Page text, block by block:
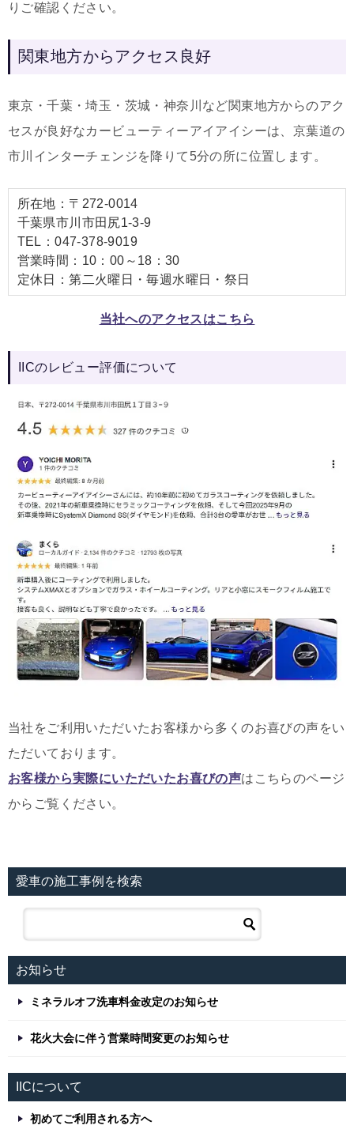
りご確認ください。
関東地方からアクセス良好
東京・千葉・埼玉・茨城・神奈川など関東地方からのアク
セスが良好なカービューティーアイアイシーは、京葉道の
市川インターチェンジを降りて5分の所に位置します。
所在地：〒272-0014
千葉県市川市田尻1-3-9
TEL：047-378-9019
営業時間：10：00～18：30
定休日：第二火曜日・毎週水曜日・祭日
当社へのアクセスはこちら
IICのレビュー評価について
当社をご利用いただいたお客様から多くのお喜びの声をい
ただいております。
お客様から実際にいただいたお喜びの声はこちらのページ
からご覧ください。
愛車の施工事例を検索
お知らせ
ミネラルオフ洗車料金改定のお知らせ
花火大会に伴う営業時間変更のお知らせ
IICについて
初めてご利用される方へ